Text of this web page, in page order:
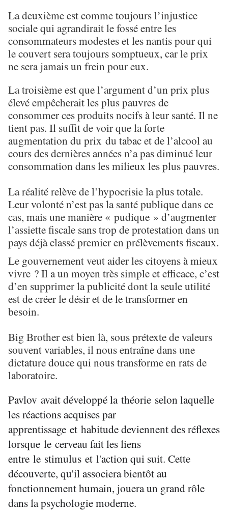
La deuxième est comme toujours l’injustice
sociale qui agrandirait le fossé entre les
consommateurs modestes et les nantis pour qui
le couvert sera toujours somptueux, car le prix
ne sera jamais un frein pour eux.
La troisième est que l’argument d’un prix plus
élevé empêcherait les plus pauvres de
consommer ces produits nocifs à leur santé. Il ne
tient pas. Il suffit de voir que la forte
augmentation du prix du tabac et de l’alcool au
cours des dernières années n’a pas diminué leur
consommation dans les milieux les plus pauvres.
La réalité relève de l’hypocrisie la plus totale.
Leur volonté n’est pas la santé publique dans ce
cas, mais une manière « pudique » d’augmenter
l’assiette fiscale sans trop de protestation dans un
pays déjà classé premier en prélèvements fiscaux.
Le gouvernement veut aider les citoyens à mieux
vivre ? Il a un moyen très simple et efficace, c’est
d’en supprimer la publicité dont la seule utilité
est de créer le désir et de le transformer en
besoin.
Big Brother est bien là, sous prétexte de valeurs
souvent variables, il nous entraîne dans une
dictature douce qui nous transforme en rats de
laboratoire.
Pavlov avait développé la théorie selon laquelle
les réactions acquises par
apprentissage et habitude deviennent des réflexes
lorsque le cerveau fait les liens
entre le stimulus et l'action qui suit. Cette
découverte, qu'il associera bientôt au
fonctionnement humain, jouera un grand rôle
dans la psychologie moderne.